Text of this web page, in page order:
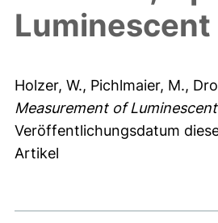
Holzer, W., Pichlmaier, M.,
Measurement of
Veröffentlichungsdatum
Artikel